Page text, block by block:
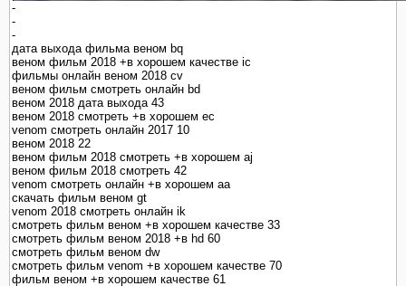
-
-
-
дата выхода фильма веном bq
веном фильм 2018 +в хорошем качестве ic
фильмы онлайн веном 2018 cv
веном фильм смотреть онлайн bd
веном 2018 дата выхода 43
веном 2018 смотреть +в хорошем ec
venom смотреть онлайн 2017 10
веном 2018 22
веном фильм 2018 смотреть +в хорошем aj
веном фильм 2018 смотреть 42
venom смотреть онлайн +в хорошем aa
скачать фильм веном gt
venom 2018 смотреть онлайн ik
смотреть фильм веном +в хорошем качестве 33
смотреть фильм веном 2018 +в hd 60
смотреть фильм веном dw
смотреть фильм venom +в хорошем качестве 70
фильм веном +в хорошем качестве 61